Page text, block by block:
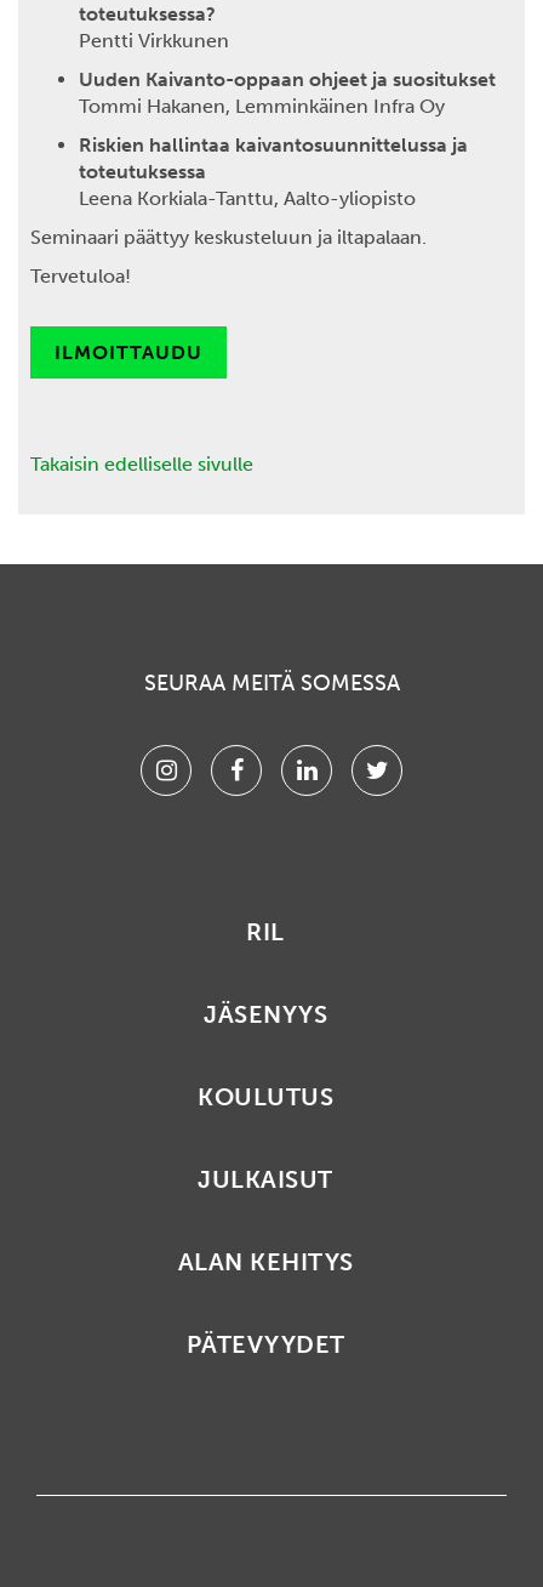
toteutuksessa?
Pentti Virkkunen
Uuden Kaivanto-oppaan ohjeet ja suositukset
Tommi Hakanen, Lemminkäinen Infra Oy
Riskien hallintaa kaivantosuunnittelussa ja
toteutuksessa
Leena Korkiala-Tanttu, Aalto-yliopisto
Seminaari päättyy keskusteluun ja iltapalaan.
Tervetuloa!
ILMOITTAUDU
Takaisin edelliselle sivulle
SEURAA MEITÄ SOMESSA
InstagramFacebookLinkedinTwitter
RIL
JÄSENYYS
KOULUTUS
JULKAISUT
ALAN KEHITYS
PÄTEVYYDET